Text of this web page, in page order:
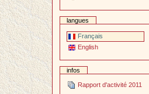
langues
Français
English
infos
Rapport d'activité 2011